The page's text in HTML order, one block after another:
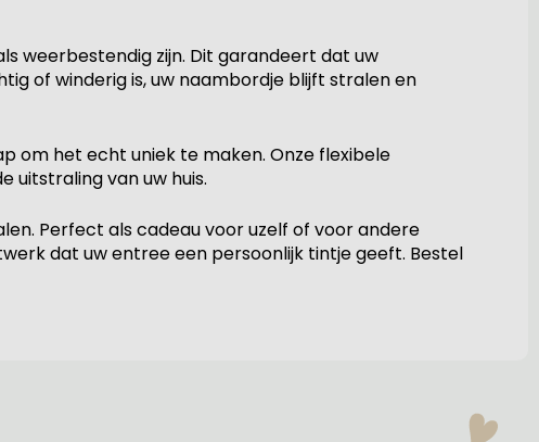
weerbestendig zijn. Dit garandeert dat uw
of winderig is, uw naambordje blijft stralen en
om het echt uniek te maken. Onze flexibele
uitstraling van uw huis.
Perfect als cadeau voor uzelf of voor andere
dat uw entree een persoonlijk tintje geeft. Bestel